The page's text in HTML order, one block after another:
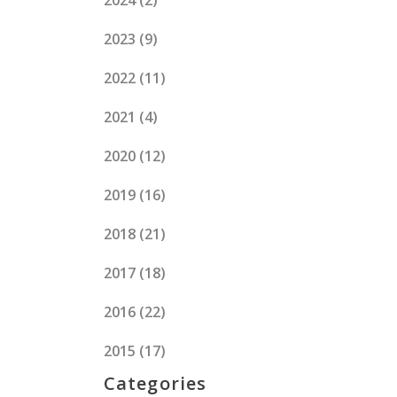
2023 (9)
2022 (11)
2021 (4)
2020 (12)
2019 (16)
2018 (21)
2017 (18)
2016 (22)
2015 (17)
Categories